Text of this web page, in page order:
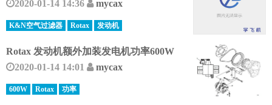
2020-01-14 14:36
mycax
K&N空气过滤器 Rotax 发动机
Rotax 发动机额外加装发电机功率600W
2020-01-14 14:01
mycax
600W Rotax 功率